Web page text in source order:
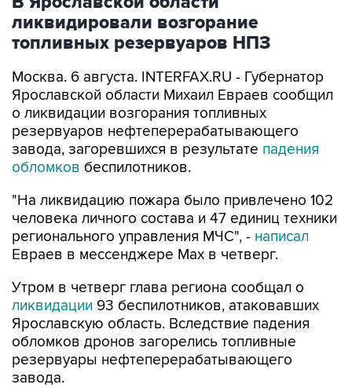
ликвидировали возгорание
топливных резервуаров НПЗ
Москва. 6 августа. INTERFAX.RU - Губернатор
Ярославской области Михаил Евраев сообщил
о ликвидации возгорания топливных
резервуаров нефтеперерабатывающего
завода, загоревшихся в результате падения
обломков беспилотников.
"На ликвидацию пожара было привлечено 102
человека личного состава и 47 единиц техники
регионального управления МЧС", - написал
Евраев в мессенджере Мах в четверг.
Утром в четверг глава региона сообщал о
ликвидации 93 беспилотников, атаковавших
Ярославскую область. Вследствие падения
обломков дронов загорелись топливные
резервуары нефтеперерабатывающего
завода.